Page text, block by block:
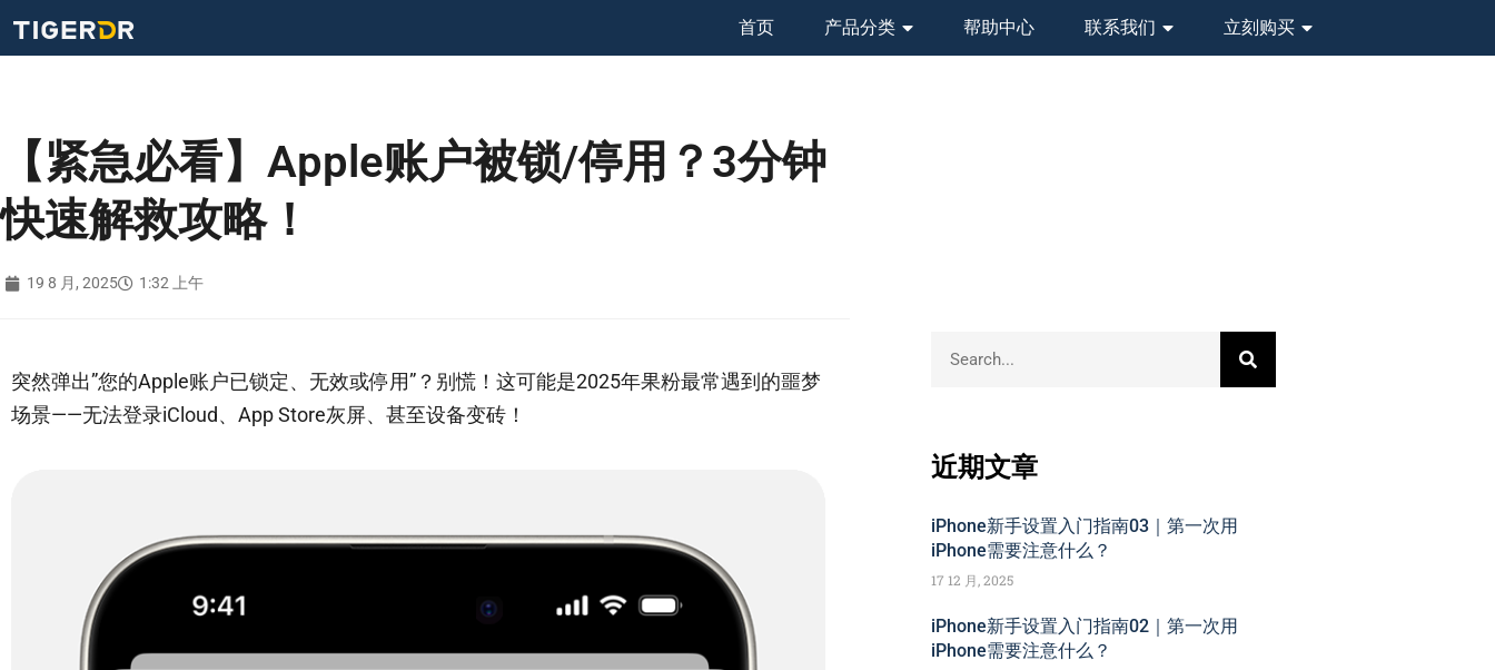
首页 产品分类 帮助中心 联系我们 立刻购买
【紧急必看】Apple账户被锁/停用？3分钟
快速解救攻略！
19 8 月, 2025 1:32 上午
突然弹出”您的Apple账户已锁定、无效或停用”？别慌！这可能是2025年果粉最常遇到的噩梦
场景——无法登录iCloud、App Store灰屏、甚至设备变砖！
近期文章
iPhone新手设置入门指南03｜第一次用
iPhone需要注意什么？
17 12 月, 2025
iPhone新手设置入门指南02｜第一次用
iPhone需要注意什么？